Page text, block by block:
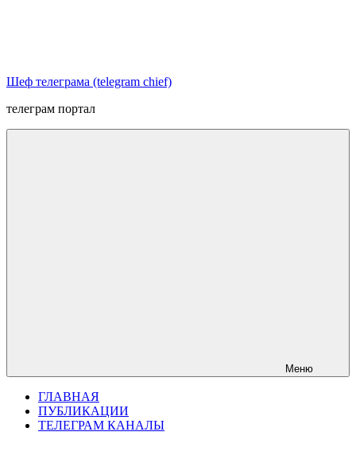
Шеф телеграма (telegram chief)
телеграм портал
Меню
ГЛАВНАЯ
ПУБЛИКАЦИИ
ТЕЛЕГРАМ КАНАЛЫ